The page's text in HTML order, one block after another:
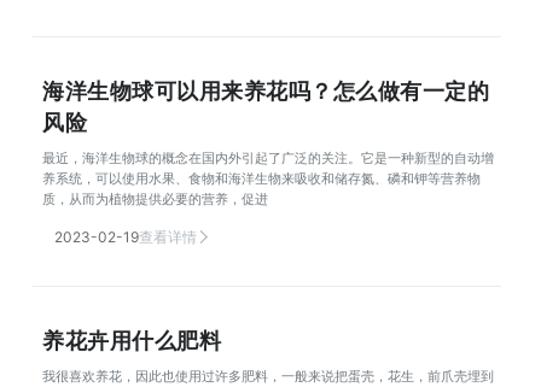
海洋生物球可以用来养花吗？怎么做有一定的
风险
最近，海洋生物球的概念在国内外引起了广泛的关注。它是一种新型的自动增
养系统，可以使用水果、食物和海洋生物来吸收和储存氮、磷和钾等营养物
质，从而为植物提供必要的营养，促进
2023-02-19查看详情
养花卉用什么肥料
我很喜欢养花，因此也使用过许多肥料，一般来说把蛋壳，花生，前爪壳埋到